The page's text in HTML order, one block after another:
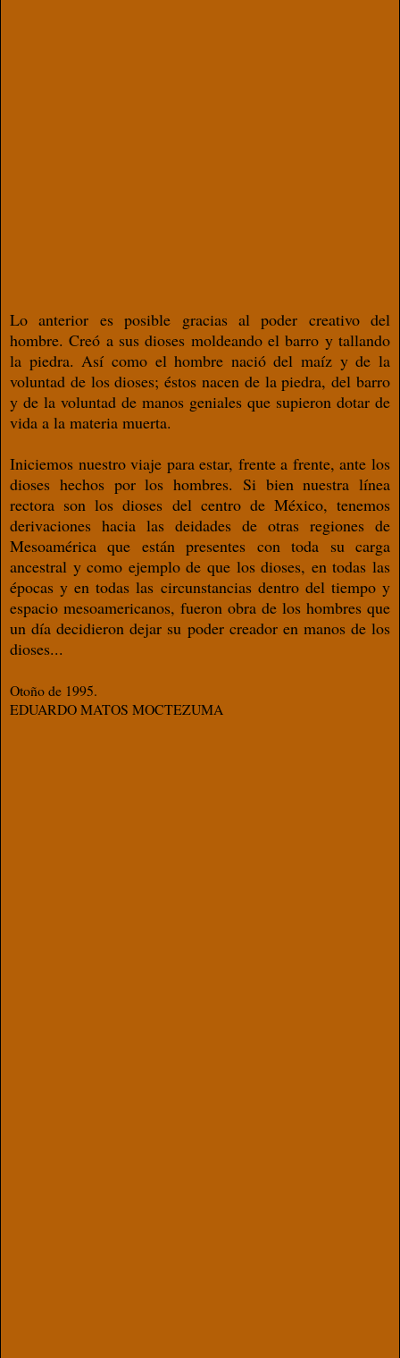
Lo anterior es posible gracias al poder creativo del
hombre. Creó a sus dioses moldeando el barro y tallando
la piedra. Así como el hombre nació del maíz y de la
voluntad de los dioses; éstos nacen de la piedra, del barro
y de la voluntad de manos geniales que supieron dotar de
vida a la materia muerta.
Iniciemos nuestro viaje para estar, frente a frente, ante los
dioses hechos por los hombres. Si bien nuestra línea
rectora son los dioses del centro de México, tenemos
derivaciones hacia las deidades de otras regiones de
Mesoamérica que están presentes con toda su carga
ancestral y como ejemplo de que los dioses, en todas las
épocas y en todas las circunstancias dentro del tiempo y
espacio mesoamericanos, fueron obra de los hombres que
un día decidieron dejar su poder creador en manos de los
dioses...
Otoño de 1995.
EDUARDO MATOS MOCTEZUMA